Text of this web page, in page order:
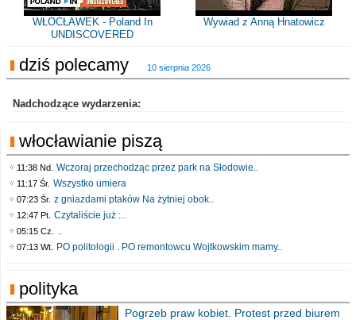
WŁOCŁAWEK - Poland In
UNDISCOVERED
Wywiad z Anną Hnatowicz
dziś polecamy 10 sierpnia 2026
Nadchodzące wydarzenia:
włocławianie piszą
11:38 Nd. Wczoraj przechodząc przez park na Słodowie..
11:17 Śr. Wszystko umiera
07:23 Śr. z gniazdami ptaków Na żytniej obok..
12:47 Pt. Czytaliście już :..
05:15 Cz. ..
07:13 Wt. PO politologii . PO remontowcu Wojtkowskim mamy..
polityka
Pogrzeb praw kobiet. Protest przed biurem